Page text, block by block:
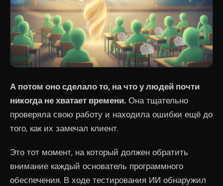
А потом оно сделало то, на что у людей почти
никогда не хватает времени. Она тщательно
проверяла свою работу и находила ошибки ещё до
того, как их замечал клиент.
Это тот момент, на который должен обратить
внимание каждый основатель программного
обеспечения. В ходе тестирования ИИ обнаружил